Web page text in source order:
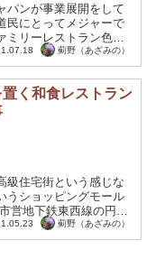
パンが事業展開をして
民にとってメジャーで
リーレストラン色が
ンクバーなども充実
薊野（あざみの）
く和食レストラン
級住宅街という感じな
うショッピングモール
営地下鉄東西線の円山
への参拝や円山動物...
薊野（あざみの）